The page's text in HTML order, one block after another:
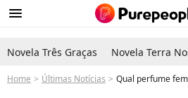
menu
Novela Três Graças Novela Terra
Home Últimas Notícias Qual perfume feminino brasileiro imita